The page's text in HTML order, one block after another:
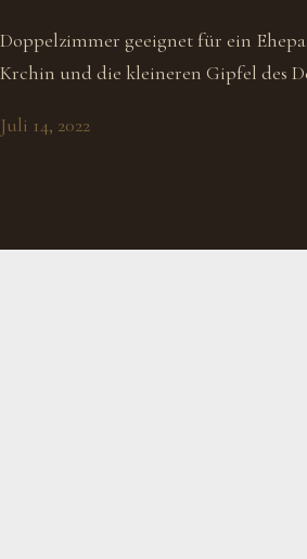
Doppelzimmer geeignet für ein
Krchin und die kleineren Gipfel des
Juli 14, 2022